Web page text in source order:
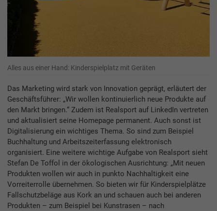
Alles aus einer Hand: Kinderspielplatz mit Geräten
Das Marketing wird stark von Innovation geprägt, erläutert der
Geschäftsführer: „Wir wollen kontinuierlich neue Produkte auf
den Markt bringen.“ Zudem ist Realsport auf LinkedIn vertreten
und aktualisiert seine Homepage permanent. Auch sonst ist
Digitalisierung ein wichtiges Thema. So sind zum Beispiel
Buchhaltung und Arbeitszeiterfassung elektronisch
organisiert. Eine weitere wichtige Aufgabe von Realsport sieht
Stefan De Toffol in der ökologischen Ausrichtung: „Mit neuen
Produkten wollen wir auch in punkto Nachhaltigkeit eine
Vorreiterrolle übernehmen. So bieten wir für Kinderspielplätze
Fallschutzbeläge aus Kork an und schauen auch bei anderen
Produkten – zum Beispiel bei Kunstrasen – nach